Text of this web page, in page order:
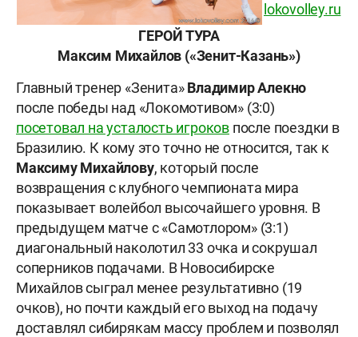
lokovolley.ru
ГЕРОЙ ТУРА
Максим Михайлов («Зенит-Казань»)
Главный тренер «Зенита»Владимир Алекно
после победы над «Локомотивом» (3:0)
посетовал на усталость игроков после поездки в
Бразилию. К кому это точно не относится, так к
Максиму Михайлову, который после
возвращения с клубного чемпионата мира
показывает волейбол высочайшего уровня. В
предыдущем матче с «Самотлором» (3:1)
диагональный наколотил 33 очка и сокрушал
соперников подачами. В Новосибирске
Михайлов сыграл менее результативно (19
очков), но почти каждый его выход на подачу
доставлял сибирякам массу проблем и позволял